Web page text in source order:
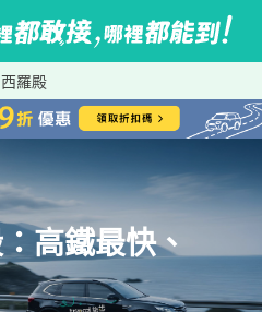
羅殿
高鐵最快、